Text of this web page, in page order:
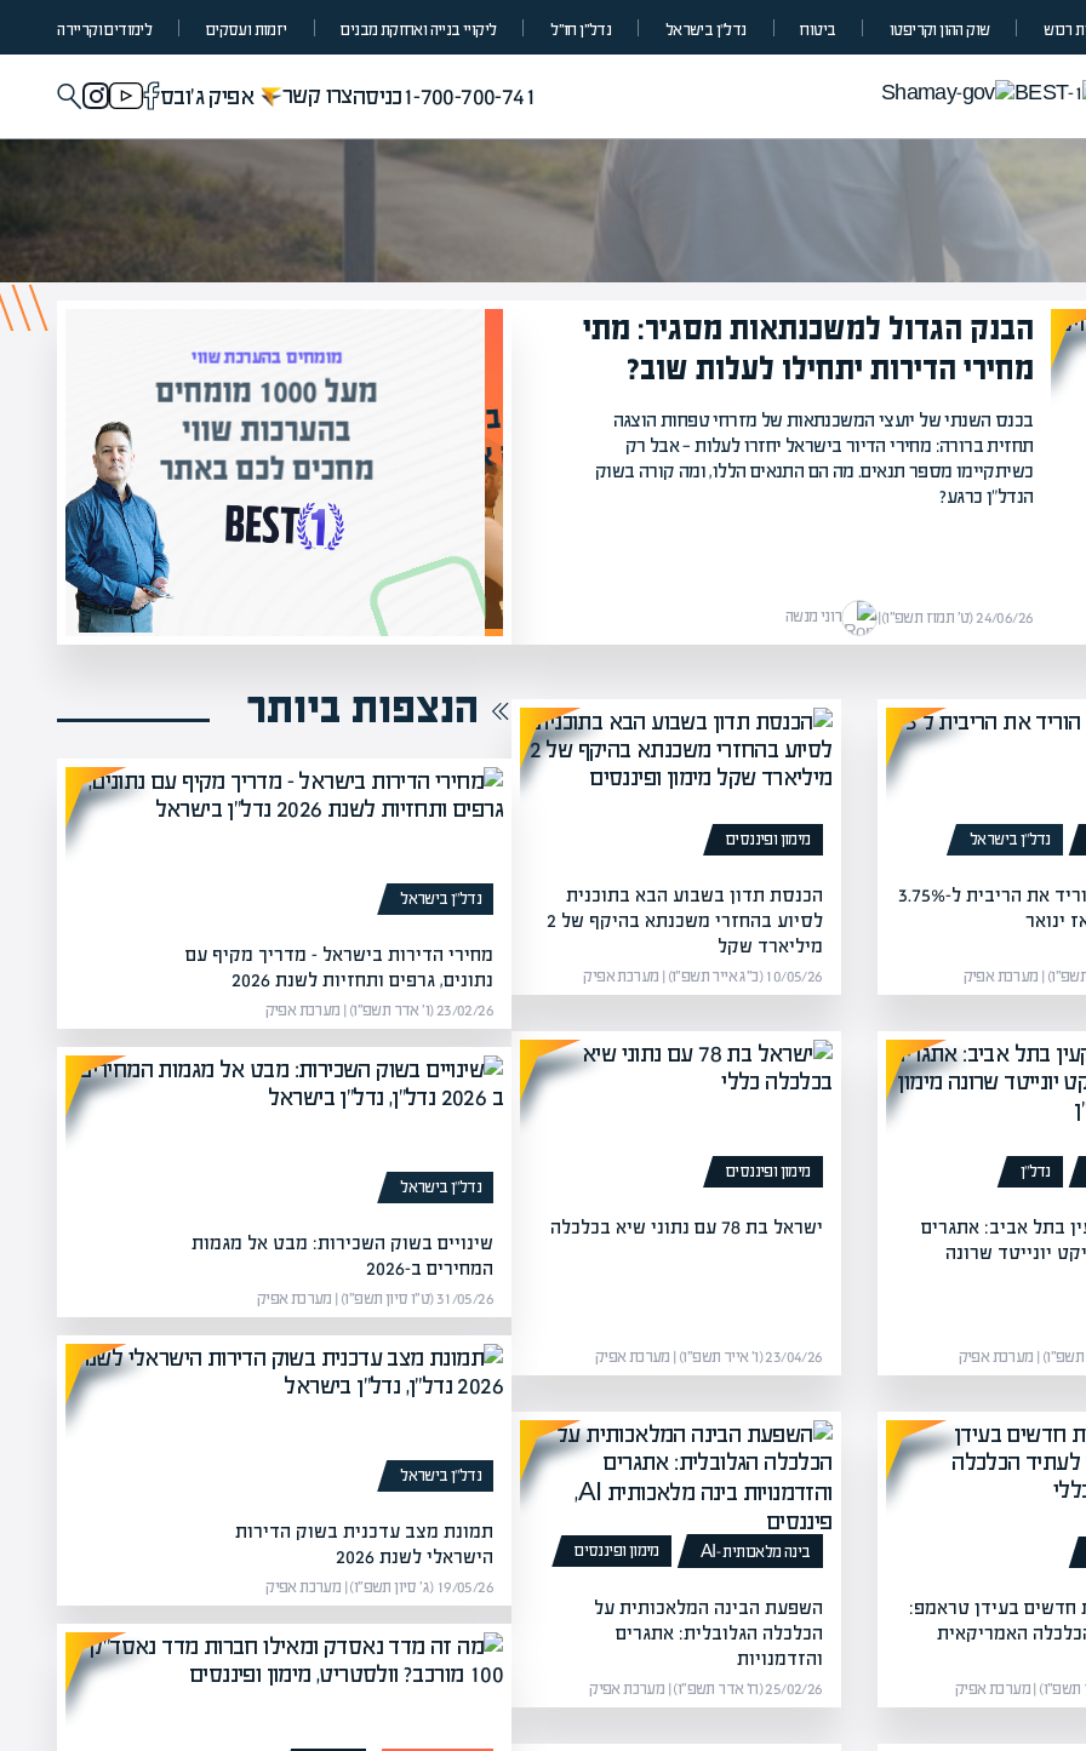
רכוש שוק ההון וקריפטו ביטוח נדל”ן בישראל נדל״ן חו״ל ליקויי בנייה ואחזקת מבנים יזמות ועסקים לימודים וקריירה
1-700-700-741כניסהצרו קשר אפיק ג'ובס
הבנק הגדול למשכנתאות מסגיר: מתי
מחירי הדירות יתחילו לעלות שוב?
בכנס השנתי של יועצי המשכנתאות של מזרחי טפחות הוצגה
תחזית ברורה: מחירי הדיור בישראל יחזרו לעלות — אבל רק
כשיתקיימו מספר תנאים. מה הם התנאים הללו, ומה קורה בשוק
הנדל"ן כרגע?
24/06/26 (ט׳ תמוז תשפ״ו) | רוני מנשה
נדל”ן בישראל
בנק ישראל הוריד את הריבית ל-3.75%
ינואר
מימון ופיננסים
הכנסת תדון בשבוע הבא בתוכנית
לסיוע בהחזרי משכנתא בהיקף של 2
מיליארד שקל
10/05/26 (כ״ג אייר תשפ״ו) | מערכת אפיק
נדל”ן
בתל אביב: אתגרים
יונייטד שרונה
מימון ופיננסים
ישראל בת 78 עם נתוני שיא בכלכלה
23/04/26 (ו׳ אייר תשפ״ו) | מערכת אפיק
חדשים בעידן טראמפ:
האמריקאית
בינה מלאכותית -AI מימון ופיננסים
השפעת הבינה המלאכותית על
הכלכלה הגלובלית: אתגרים
והזדמנויות
25/02/26 (ח׳ אדר תשפ״ו) | מערכת אפיק
המרצים המובילים בישראל
מחכים לכם באפיק אקדמי
מומחים בהערכת שווי
מעל 1000 מומחים
בהערכות שווי
מחכים לכם באתר
הנצפות ביותר
נדל”ן בישראל
מחירי הדירות בישראל – מדריך מקיף עם
נתונים, גרפים ותחזיות לשנת 2026
23/02/26 (ו׳ אדר תשפ״ו) | מערכת אפיק
נדל”ן בישראל
שינויים בשוק השכירות: מבט אל מגמות
המחירים ב-2026
31/05/26 (ט״ו סיון תשפ״ו) | מערכת אפיק
נדל”ן בישראל
תמונת מצב עדכנית בשוק הדירות
הישראלי לשנת 2026
19/05/26 (ג׳ סיון תשפ״ו) | מערכת אפיק